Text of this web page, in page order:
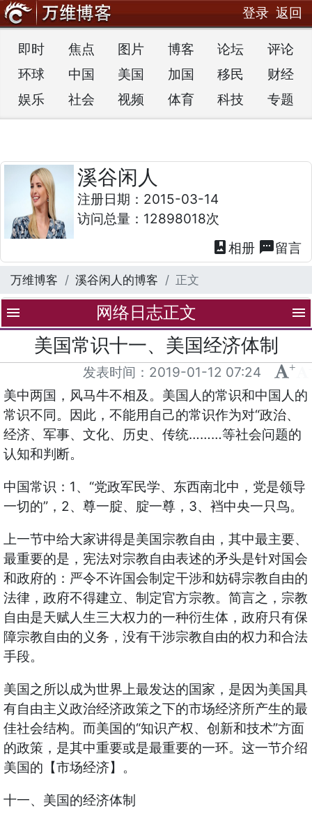
登录 返回
即时 焦点 图片 博客 论坛
评论
环球
中国 美国 加国 移民
财经
娱乐
社会 视频 体育 科技 专题
溪谷闲人
注册日期：2015-03-14
访问总量：12898018次
photo_album 相册 textsms留言
万维博客 溪谷闲人的博客 正文
menu 网络日志正文 menu
美国常识十一、美国经济体制
发表时间： 2019-01-12 07:24 +
美中两国，风马牛不相及。美国人的常识和中国人的
常识不同。因此，不能用自己的常识作为对“政治、
经济、军事、文化、历史、传统………等社会问题的
认知和判断。
中国常识：1、“党政军民学、东西南北中，党是领导
一切的”，2、尊一腚、腚一尊，3、裆中央一只鸟。
上一节中给大家讲得是美国宗教自由，其中最主要、
最重要的是，宪法对宗教自由表述的矛头是针对国会
和政府的：严令不许国会制定干涉和妨碍宗教自由的
法律，政府不得建立、制定官方宗教。简言之，宗教
自由是天赋人生三大权力的一种衍生体，政府只有保
障宗教自由的义务，没有干涉宗教自由的权力和合法
手段。
美国之所以成为世界上最发达的国家，是因为美国具
有自由主义政治经济政策之下的市场经济所产生的最
佳社会结构。而美国的“知识产权、创新和技术”方面
的政策，是其中重要或是最重要的一环。这一节介绍
美国的【市场经济】。
十一、美国的经济体制